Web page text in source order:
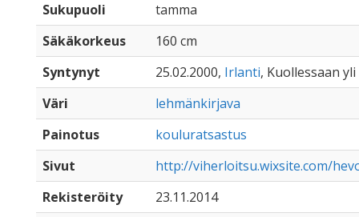
Sukupuoli
tamma
Säkäkorkeus
160 cm
Syntynyt
25.02.2000, Irlanti, Kuollessaan yli
Väri
lehmänkirjava
Painotus
kouluratsastus
Sivut
http://viherloitsu.wixsite.com/
Rekisteröity
23.11.2014